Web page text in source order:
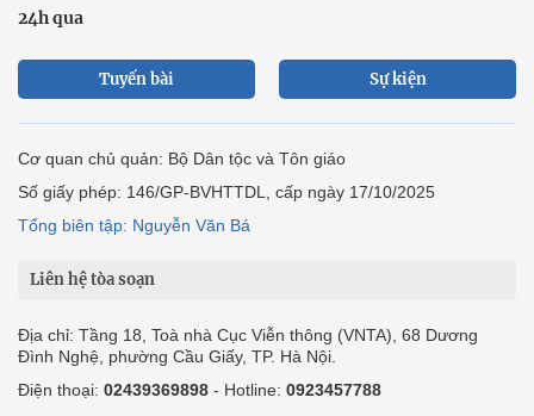
24h qua
Tuyến bài Sự kiện
Cơ quan chủ quản: Bộ Dân tộc và Tôn giáo
Số giấy phép: 146/GP-BVHTTDL, cấp ngày 17/10/2025
Tổng biên tập: Nguyễn Văn Bá
Liên hệ tòa soạn
Địa chỉ: Tầng 18, Toà nhà Cục Viễn thông (VNTA), 68 Dương
Đình Nghệ, phường Cầu Giấy, TP. Hà Nội.
Điện thoại: 02439369898 - Hotline: 0923457788